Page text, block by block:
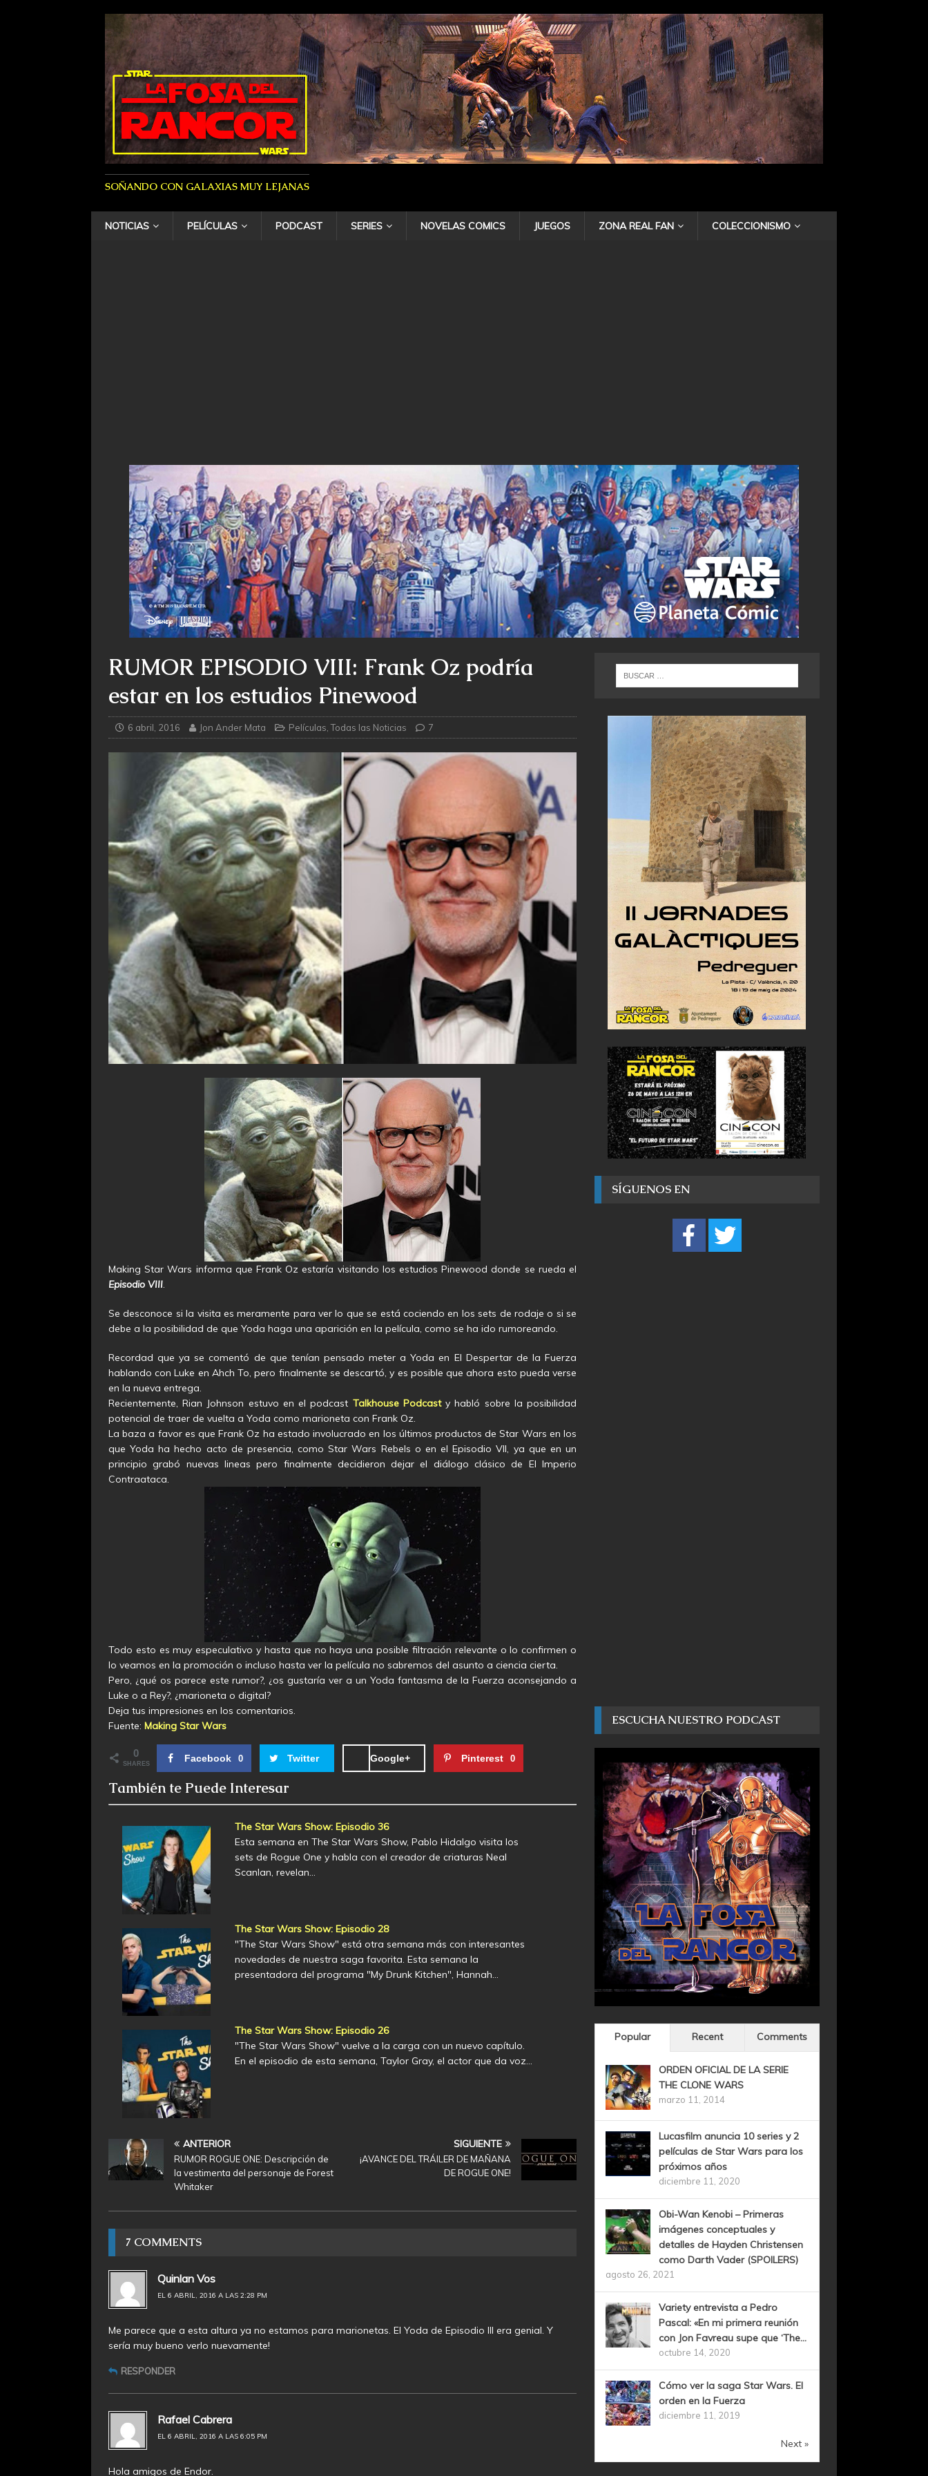
SOÑANDO CON GALAXIAS MUY LEJANAS
NOTICIAS PELÍCULAS PODCAST SERIES NOVELAS COMICS JUEGOS ZONA REAL FAN COLECCIONISMO
RUMOR EPISODIO VIII: Frank Oz podría
estar en los estudios Pinewood
6 abril, 2016 Jon Ander Mata Películas ,Todas las Noticias 7
Making Star Wars informa que Frank Oz estaría visitando los estudios Pinewood donde se rueda el
Episodio VIII
Se desconoce si la visita es meramente para ver lo que se está cociendo en los sets de rodaje o si se
debe a la posibilidad de que Yoda haga una aparición en la película, como se ha ido rumoreando.
Recordad que ya se comentó de que tenían pensado meter a Yoda en El Despertar de la Fuerza
hablando con Luke en Ahch To, pero finalmente se descartó, y es posible que ahora esto pueda verse
en la nueva entrega.
Recientemente, Rian Johnson estuvo en el podcast Talkhouse Podcasty habló sobre la posibilidad
potencial de traer de vuelta a Yoda como marioneta con Frank Oz.
La baza a favor es que Frank Oz ha estado involucrado en los últimos productos de Star Wars en los
que Yoda ha hecho acto de presencia, como Star Wars Rebels o en el Episodio VII, ya que en un
principio grabó nuevas lineas pero finalmente decidieron dejar el diálogo clásico de El Imperio
Contraataca.
Todo esto es muy especulativo y hasta que no haya una posible filtración relevante o lo confirmen o
lo veamos en la promoción o incluso hasta ver la película no sabremos del asunto a ciencia cierta.
Pero, ¿qué os parece este rumor?, ¿os gustaría ver a un Yoda fantasma de la Fuerza aconsejando a
Luke o a Rey?, ¿marioneta o digital?
Deja tus impresiones en los comentarios.
Fuente: Making Star Wars
0
SHARES Facebook 0 Twitter Google+ Pinterest 0
También te Puede Interesar
The Star Wars Show: Episodio 36
Esta semana en The Star Wars Show, Pablo Hidalgo visita los
sets de Rogue One y habla con el creador de criaturas Neal
Scanlan, revelan…
The Star Wars Show: Episodio 28
"The Star Wars Show" está otra semana más con interesantes
novedades de nuestra saga favorita. Esta semana la
presentadora del programa "My Drunk Kitchen", Hannah…
The Star Wars Show: Episodio 26
"The Star Wars Show" vuelve a la carga con un nuevo capítulo.
En el episodio de esta semana, Taylor Gray, el actor que da voz…
ANTERIOR
RUMOR ROGUE ONE: Descripción de
la vestimenta del personaje de Forest
Whitaker
SIGUIENTE
¡AVANCE DEL TRÁILER DE MAÑANA
DE ROGUE ONE!
7 COMMENTS
Quinlan Vos
EL 6 ABRIL, 2016 A LAS 2:28 PM
Me parece que a esta altura ya no estamos para marionetas. El Yoda de Episodio III era genial. Y
sería muy bueno verlo nuevamente!
RESPONDER
Rafael Cabrera
EL 6 ABRIL, 2016 A LAS 6:05 PM
Hola amigos de Endor.
SÍGUENOS EN
ESCUCHA NUESTRO PODCAST
Popular Recent Comments
ORDEN OFICIAL DE LA SERIE
THE CLONE WARS
marzo 11, 2014
Lucasfilm anuncia 10 series y 2
películas de Star Wars para los
próximos años
diciembre 11, 2020
Obi-Wan Kenobi – Primeras
imágenes conceptuales y
detalles de Hayden Christensen
como Darth Vader (SPOILERS)
agosto 26, 2021
Variety entrevista a Pedro
Pascal: «En mi primera reunión
con Jon Favreau supe que ‘The...
octubre 14, 2020
Cómo ver la saga Star Wars. El
orden en la Fuerza
diciembre 11, 2019
Next »